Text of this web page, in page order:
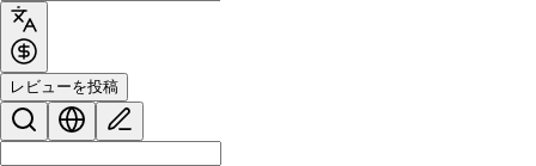
レビューを投稿